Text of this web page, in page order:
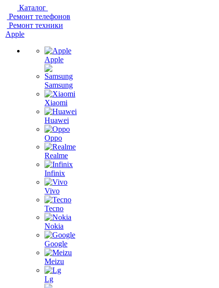
Каталог
Ремонт телефонов
Ремонт техники
Apple
Apple
Samsung
Xiaomi
Huawei
Oppo
Realme
Infinix
Vivo
Tecno
Nokia
Google
Meizu
Lg